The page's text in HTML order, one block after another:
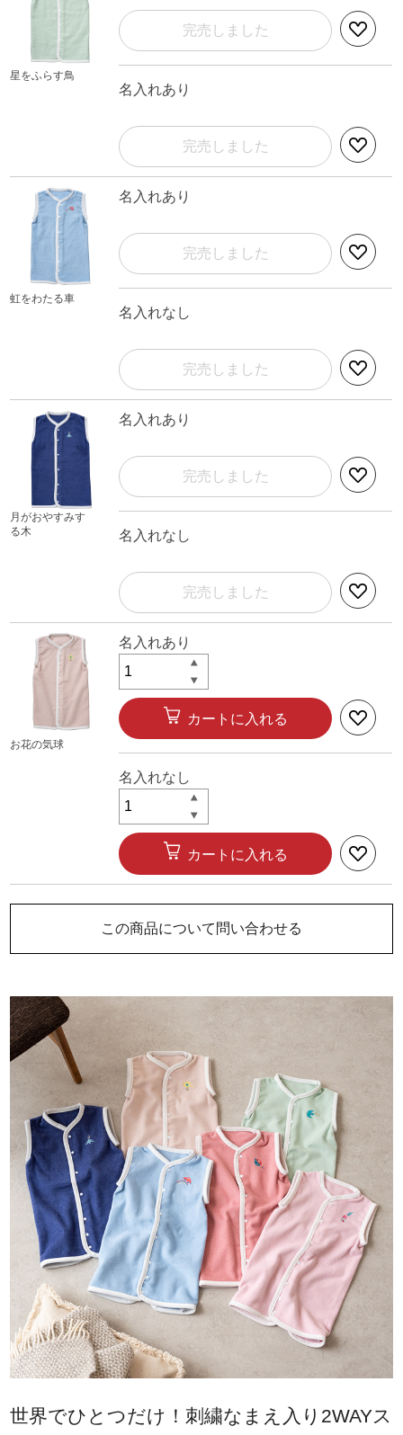
星をふらす鳥
完売しました
名入れあり
完売しました
虹をわたる車
名入れあり
完売しました
名入れなし
完売しました
月がおやすみす
る木
名入れあり
完売しました
名入れなし
完売しました
お花の気球
名入れあり
カートに入れる
名入れなし
カートに入れる
この商品について問い合わせる
世界でひとつだけ！刺繍なまえ入り2WAYス